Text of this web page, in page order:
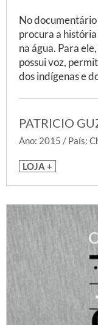
No documentário
procura a
na água. Para
possui voz,
dos indígenas e
PATRICIO
Ano: 2015 / País:
LOJA +